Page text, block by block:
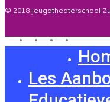
© 2018 Jeugdtheaterschool
twitterfacebook
youtubeinstagram
Close
Menu
Les